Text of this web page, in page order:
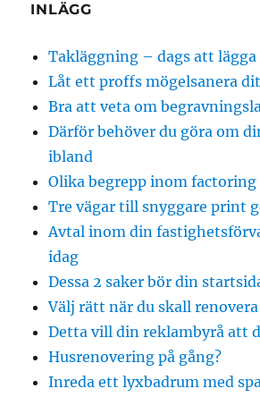
INLÄGG
Takläggning – dags att
Låt ett proffs mögelsanera
Bra att veta om
Därför behöver du göra om
ibland
Olika begrepp inom
Tre vägar till snyggare print
Avtal inom din
idag
Dessa 2 saker bör din
Välj rätt när du skall
Detta vill din reklambyrå att
Husrenovering på gång?
Inreda ett lyxbadrum med